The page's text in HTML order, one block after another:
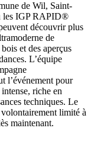
de Wil, Saint-
les IGP RAPID®
découvrir plus
de
et des aperçus
L’équipe
l’événement pour
riche en
techniques. Le
limité à
maintenant.